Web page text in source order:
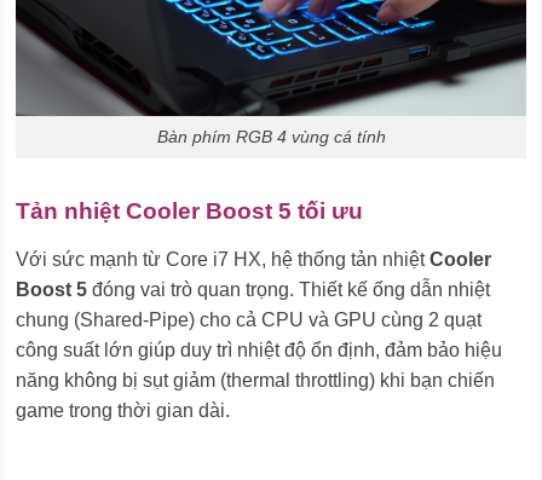
Bàn phím RGB 4 vùng cá tính
Tản nhiệt Cooler Boost 5 tối ưu
Với sức mạnh từ Core i7 HX, hệ thống tản nhiệtCooler
Boost 5 đóng vai trò quan trọng. Thiết kế ống dẫn nhiệt
chung (Shared-Pipe) cho cả CPU và GPU cùng 2 quạt
công suất lớn giúp duy trì nhiệt độ ổn định, đảm bảo hiệu
năng không bị sụt giảm (thermal throttling) khi bạn chiến
game trong thời gian dài.